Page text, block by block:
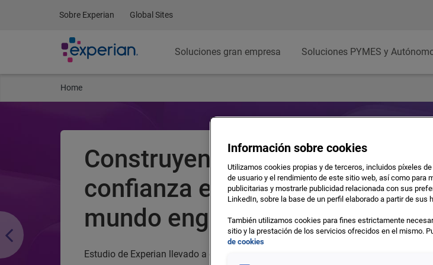
Sobre Experian Global Sites
Soluciones gran empresa Soluciones PYMES y
Home
Construyendo
confianza en un
mundo engañoso
Estudio de Experian llevado a cabo por Forrester Consulting
Información sobre cookies
Utilizamos cookies propias y de terceros, incluidos píxeles
de usuario y el rendimiento de este sitio web, así como para
publicitarias y mostrarle publicidad relacionada con sus
LinkedIn, sobre la base de un perfil elaborado a partir de sus
También utilizamos cookies para fines estrictamente
sitio y la prestación de los servicios ofrecidos en el mismo.
de cookies